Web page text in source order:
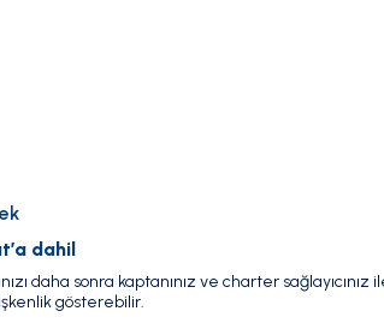
dahil
daha sonra kaptanınız ve charter
gösterebilir.